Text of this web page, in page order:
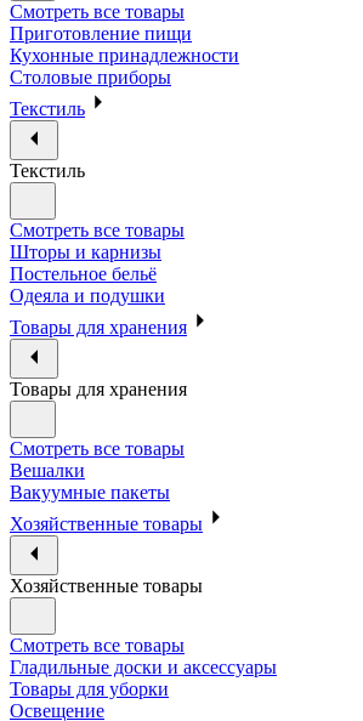
Смотреть все товары
Приготовление пищи
Кухонные принадлежности
Столовые приборы
Текстиль
Текстиль
Смотреть все товары
Шторы и карнизы
Постельное бельё
Одеяла и подушки
Товары для хранения
Товары для хранения
Смотреть все товары
Вешалки
Вакуумные пакеты
Хозяйственные товары
Хозяйственные товары
Смотреть все товары
Гладильные доски и аксессуары
Товары для уборки
Освещение